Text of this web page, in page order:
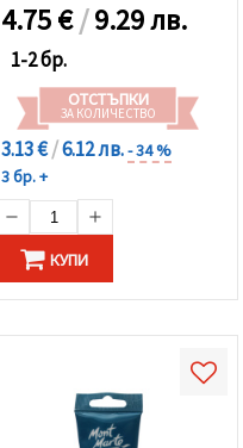
4.75€/9.29 лв.
1-2 бр.
ОТСТЪПКИ
ЗА КОЛИЧЕСТВО
3.13 €/6.12 лв.- 34 %
3 бр. +
КУПИ